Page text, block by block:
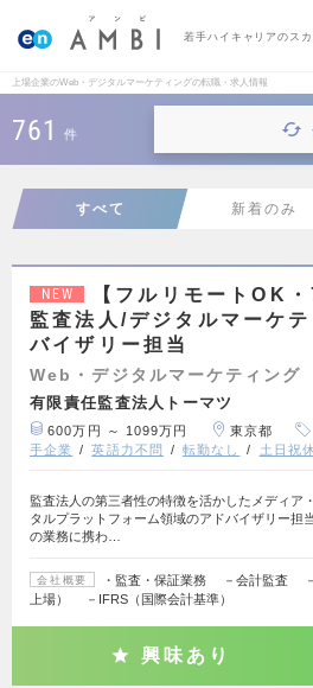
若手ハイキャリアのス
上場企業のWeb・デジタルマーケティングの転職・求人情報
761 件
すべて 新着のみ
NEW
【フルリモートOK
監査法人/デジタルマーケ
バイザリー担当
Web・デジタルマーケティング
有限責任監査法人トーマツ
600万円 ～ 1099万円 東京都
手企業
英語力不問 転勤なし 土日祝
監査法人の第三者性の特徴を活かしたメディア
タルプラットフォーム領域のアドバイザリー担
の業務に携わ…
会社概要
・監査・保証業務 －会計監査
上場） －IFRS（国際会計基準）
興味あり